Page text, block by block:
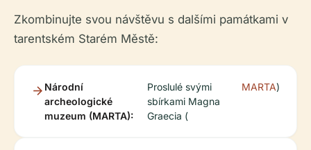
Zkombinujte svou návštěvu s dalšími památkami v
tarentském Starém Městě:
Národní
archeologické
muzeum (MARTA):
Proslulé svými
sbírkami Magna
Graecia (
MARTA)